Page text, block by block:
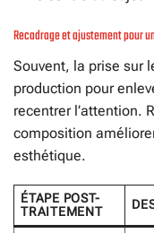
Recadrage et ajustement pour
Souvent, la prise sur
production pour
recentrer l’attention.
composition
esthétique.
ÉTAPE POST-
TRAITEMENT